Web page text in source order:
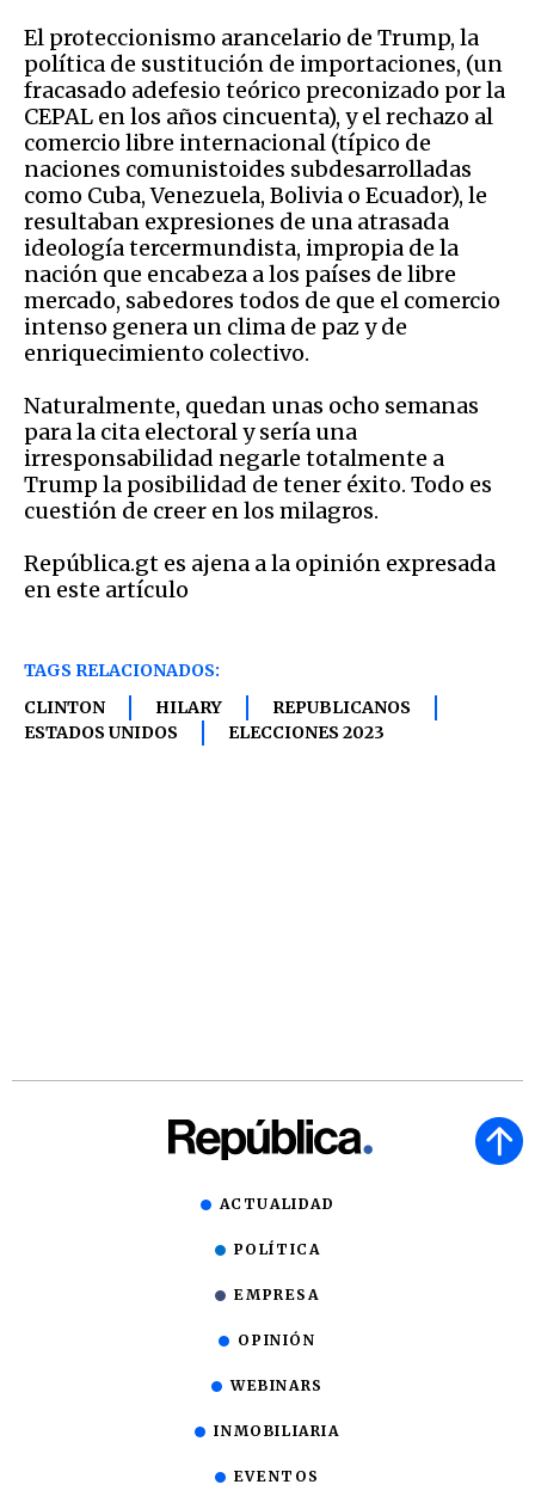
El proteccionismo arancelario de Trump, la
política de sustitución de importaciones, (un
fracasado adefesio teórico preconizado por la
CEPAL en los años cincuenta), y el rechazo al
comercio libre internacional (típico de
naciones comunistoides subdesarrolladas
como Cuba, Venezuela, Bolivia o Ecuador), le
resultaban expresiones de una atrasada
ideología tercermundista, impropia de la
nación que encabeza a los países de libre
mercado, sabedores todos de que el comercio
intenso genera un clima de paz y de
enriquecimiento colectivo.
Naturalmente, quedan unas ocho semanas
para la cita electoral y sería una
irresponsabilidad negarle totalmente a
Trump la posibilidad de tener éxito. Todo es
cuestión de creer en los milagros.
República.gt es ajena a la opinión expresada
en este artículo
TAGS RELACIONADOS:
CLINTON
HILARY
REPUBLICANOS
ESTADOS UNIDOS
ELECCIONES 2023
ACTUALIDAD
POLÍTICA
EMPRESA
OPINIÓN
WEBINARS
INMOBILIARIA
EVENTOS